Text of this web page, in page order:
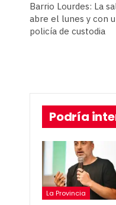
Barrio Lourdes: La
abre el lunes y con
policía de custodia
Podría
La Provincia